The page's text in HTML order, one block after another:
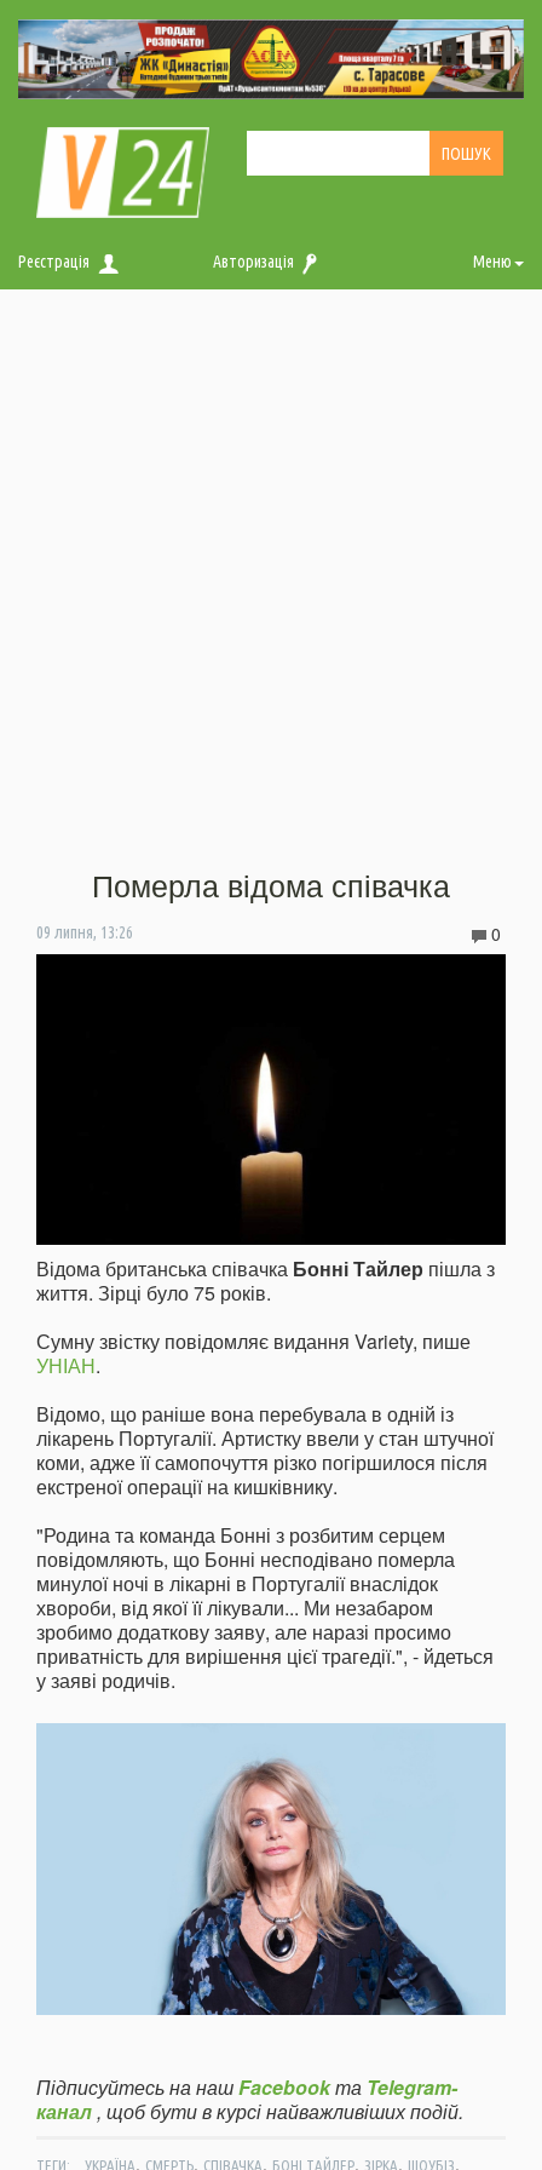
Реєстрація Авторизація Меню
Померла відома співачка
09 липня, 13:26 0
Відома британська співачка Бонні Тайлер пішла з
життя. Зірці було 75 років.
Сумну звістку повідомляє видання Variety, пише
УНІАН.
Відомо, що раніше вона перебувала в одній із
лікарень Португалії. Артистку ввели у стан штучної
коми, адже її самопочуття різко погіршилося після
екстреної операції на кишківнику.
"Родина та команда Бонні з розбитим серцем
повідомляють, що Бонні несподівано померла
минулої ночі в лікарні в Португалії внаслідок
хвороби, від якої її лікували... Ми незабаром
зробимо додаткову заяву, але наразі просимо
приватність для вирішення цієї трагедії.", - йдеться
у заяві родичів.
Підписуйтесь на нашFacebookта Telegram-
канал, щоб бути в курсі найважливіших подій.
ТЕГИ: УКРАЇНА, СМЕРТЬ, СПІВАЧКА, БОНІ ТАЙЛЕР, ЗІРКА, ШОУБІЗ,